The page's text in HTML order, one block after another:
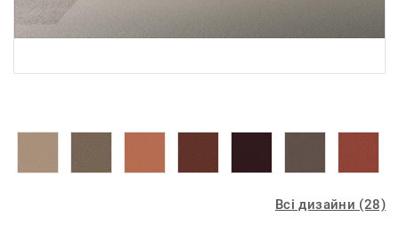
Всі дизайни (28)